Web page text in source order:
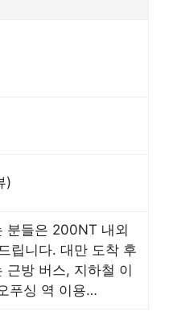
)
분들은 200NT 내외
립니다. 대만 도착 후
근방 버스, 지하철 이
푸싱 역 이용…